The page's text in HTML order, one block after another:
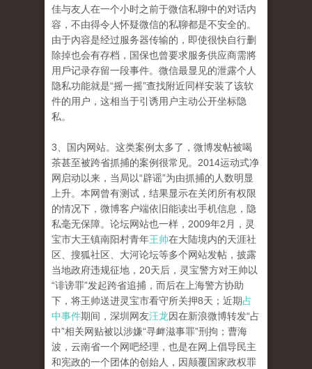
佳与友人在一个小时之前于微信私聊中的对话内
容，不由得令人怀疑微信的私聊都是不安全的。
由于內容是经过服务器传输的，即使很快自行删
除掉也会有存档，国保也曾要求服务供应商需將
用戶记录存留一段事件。微信最显见的泄露个人
隐私功能就是“摇一摇”查找附近同样安装了该软
件的用户，这相当于引诱用户主动公开坐标隐
私。
3、国内网站。这类案例太多了，微博发帖被喝
茶甚至被跨省抓捕的案例很常见。2014运动式净
网启动以来，当局以“辟谣”为由抓捕的人数明显
上升。本网曾有测试，结果显示在关闭所有权限
的情况下，微博客户端依旧能读出手机信息，隐
私毫无保障。论坛网站也一样，2009年2月，灵
宝市大王镇南阳村青年王帅在大陆境内的天涯社
区、搜狐社区、大河论坛等多个网站发帖，披露
当地政府违规征地，20天后，灵宝警方对王帅以
“诽谤罪”发起跨省追捕，而后在上海警方协助
下，将王帅送进灵宝市看守所关押8天；近期占
中事件期间，深圳网友汪龙因在新浪微博转发“占
中”相关网贴被以涉嫌“寻衅滋事罪”刑拘；曹海
波，云南省一个网吧经理，也是在网上倡导民主
和宪政的一个团体的创始人，因颠覆国家政权罪